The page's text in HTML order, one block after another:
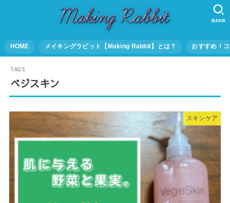
HOME メイキングラビット【Making Rabbit】とは？ おすすめ！
SEARCH
ベジスキン
スキンケア